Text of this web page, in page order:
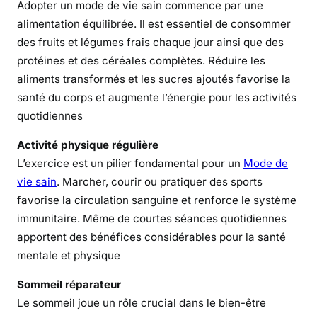
b
r
e
e
t
l
i
t
é
u
Adopter un mode de vie sain commence par une
alimentation équilibrée. Il est essentiel de consommer
des fruits et légumes frais chaque jour ainsi que des
protéines et des céréales complètes. Réduire les
aliments transformés et les sucres ajoutés favorise la
santé du corps et augmente l’énergie pour les activités
quotidiennes
Activité physique régulière
L’exercice est un pilier fondamental pour un Mode de
vie sain. Marcher, courir ou pratiquer des sports
favorise la circulation sanguine et renforce le système
immunitaire. Même de courtes séances quotidiennes
apportent des bénéfices considérables pour la santé
mentale et physique
Sommeil réparateur
Le sommeil joue un rôle crucial dans le bien-être